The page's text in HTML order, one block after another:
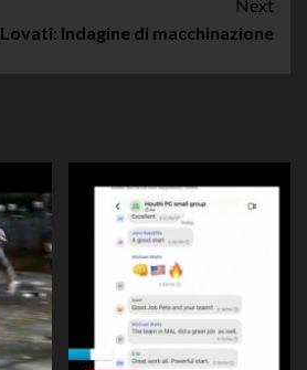
Next
Lovati: Indagine di macchinazione